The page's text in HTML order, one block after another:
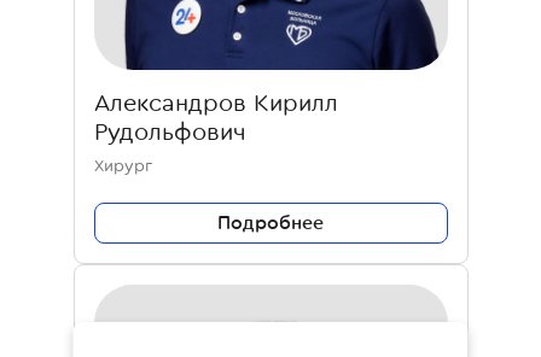
Александров Кирилл
Рудольфович
Хирург
Подробнее